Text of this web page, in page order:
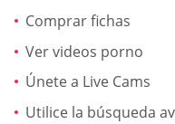
Comprar fichas
Ver videos porno
Únete a Live Cams
Utilice la búsqueda